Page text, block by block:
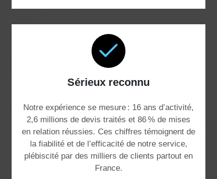
Sérieux reconnu
Notre expérience se mesure : 16 ans d’activité,
2,6 millions de devis traités et 86 % de mises
en relation réussies. Ces chiffres témoignent de
la fiabilité et de l’efficacité de notre service,
plébiscité par des milliers de clients partout en
France.